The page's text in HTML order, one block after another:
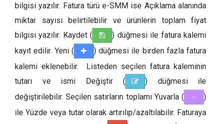
bilgisi yazılır. Fatura türü e-SMM ise Açıklama alanında
miktar sayısı belirtilebilir ve ürünlerin toplam fiyat
bilgisi yazılır. Kaydet (
) düğmesi ile fatura kalemi
kayıt edilir. Yeni (
) düğmesi ile birden fazla fatura
kalemi eklenebilir. Listeden seçilen fatura kaleminin
tutarı ve ismi Değiştir (
) düğmesi ile
değiştirilebilir. Seçilen satırların toplamı Yuvarla (
~
)
ile Yüzde veya tutar olarak artırılıp/azaltılabilir. Faturaya